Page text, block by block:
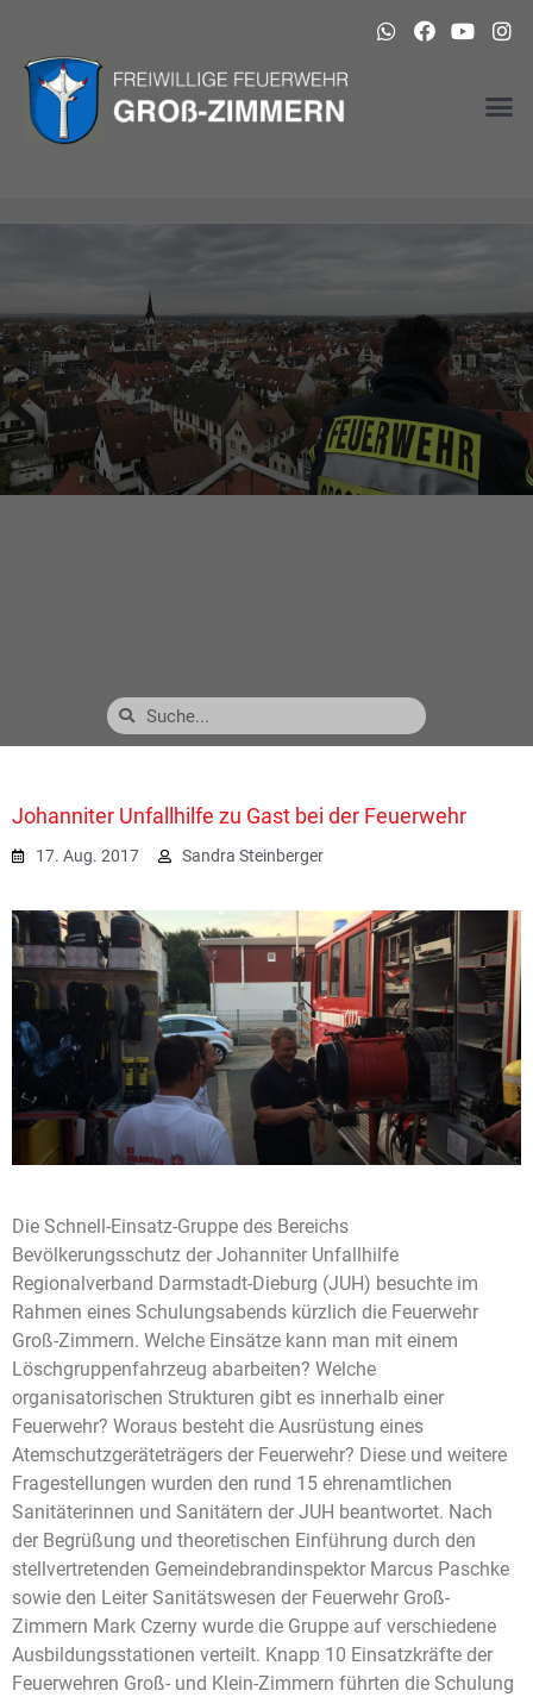
Johanniter Unfallhilfe zu Gast bei der Feuerwehr
17. Aug. 2017 Sandra Steinberger
Die Schnell-Einsatz-Gruppe des Bereichs
Bevölkerungsschutz der Johanniter Unfallhilfe
Regionalverband Darmstadt-Dieburg (JUH) besuchte im
Rahmen eines Schulungsabends kürzlich die Feuerwehr
Groß-Zimmern. Welche Einsätze kann man mit einem
Löschgruppenfahrzeug abarbeiten? Welche
organisatorischen Strukturen gibt es innerhalb einer
Feuerwehr? Woraus besteht die Ausrüstung eines
Atemschutzgeräteträgers der Feuerwehr? Diese und weitere
Fragestellungen wurden den rund 15 ehrenamtlichen
Sanitäterinnen und Sanitätern der JUH beantwortet. Nach
der Begrüßung und theoretischen Einführung durch den
stellvertretenden Gemeindebrandinspektor Marcus Paschke
sowie den Leiter Sanitätswesen der Feuerwehr Groß-
Zimmern Mark Czerny wurde die Gruppe auf verschiedene
Ausbildungsstationen verteilt. Knapp 10 Einsatzkräfte der
Feuerwehren Groß- und Klein-Zimmern führten die Schulung